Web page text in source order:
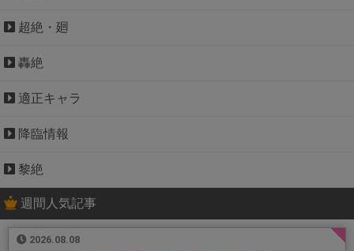
超絶・廻
轟絶
適正キャラ
降臨情報
黎絶
週間人気記事
2026.08.08